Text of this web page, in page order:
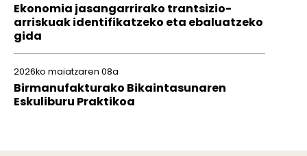
Ekonomia jasangarrirako trantsizio-
arriskuak identifikatzeko eta ebaluatzeko
gida
2026ko maiatzaren 08a
Birmanufakturako Bikaintasunaren
Eskuliburu Praktikoa